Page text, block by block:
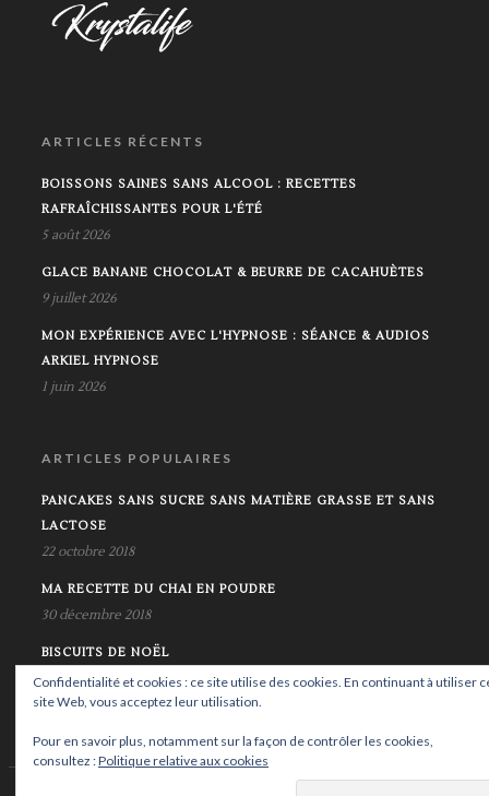
ARTICLES RÉCENTS
BOISSONS SAINES SANS ALCOOL : RECETTES
RAFRAÎCHISSANTES POUR L'ÉTÉ
5 août 2026
GLACE BANANE CHOCOLAT & BEURRE DE CACAHUÈTES
9 juillet 2026
MON EXPÉRIENCE AVEC L'HYPNOSE : SÉANCE & AUDIOS
ARKIEL HYPNOSE
1 juin 2026
ARTICLES POPULAIRES
PANCAKES SANS SUCRE SANS MATIÈRE GRASSE ET SANS
LACTOSE
22 octobre 2018
MA RECETTE DU CHAI EN POUDRE
30 décembre 2018
BISCUITS DE NOËL
17 décembre 2018
Confidentialité et cookies : ce site utilise des cookies. En continuant à utiliser
site Web, vous acceptez leur utilisation.
Pour en savoir plus, notamment sur la façon de contrôler les cookies,
consultez :Politique relative aux cookies